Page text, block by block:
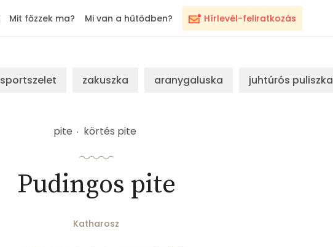
Hírlevél-feliratkozás
Mit főzzek ma? Mi van a hűtődben?
sportszelet zakuszka aranygaluska juhtúrós puliszka
pite körtés pite
Pudingos pite
Katharosz